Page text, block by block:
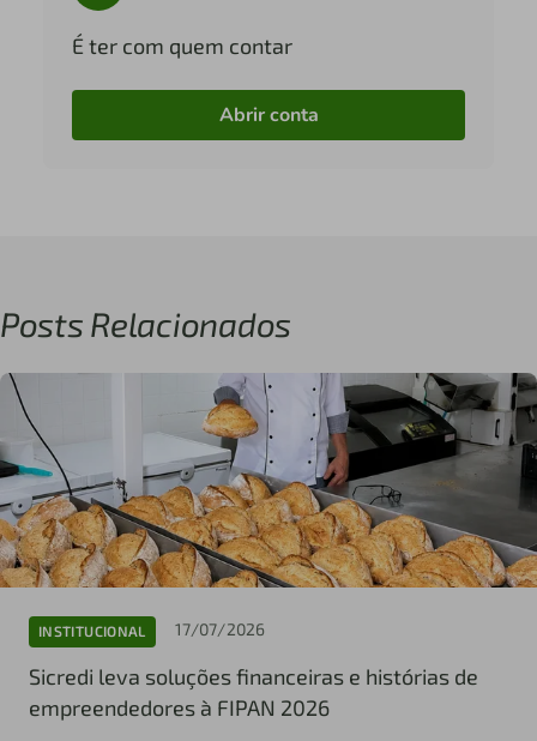
É ter com quem contar
Abrir conta
Posts Relacionados
INSTITUCIONAL 17/07/2026
Sicredi leva soluções financeiras e histórias de
empreendedores à FIPAN 2026